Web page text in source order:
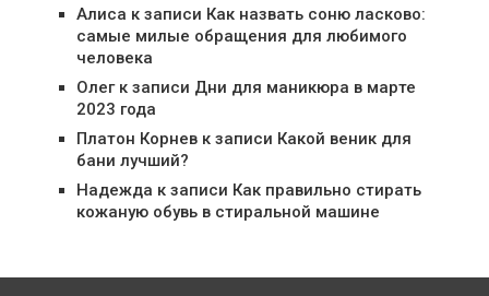
Алиса к записи Как назвать соню ласково:
самые милые обращения для любимого
человека
Олегк записи Дни для маникюра в марте
2023 года
Платон Корневк записи Какой веник для
бани лучший?
Надежда к записи Как правильно стирать
кожаную обувь в стиральной машине